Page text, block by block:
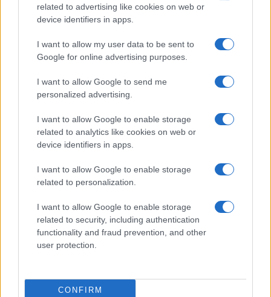
related to advertising like cookies on web or
device identifiers in apps.
I want to allow my user data to be sent to
Google for online advertising purposes.
I want to allow Google to send me
personalized advertising.
I want to allow Google to enable storage
related to analytics like cookies on web or
device identifiers in apps.
I want to allow Google to enable storage
related to personalization.
I want to allow Google to enable storage
related to security, including authentication
functionality and fraud prevention, and other
user protection.
CONFIRM
Ροή Ειδήσεων
(@denmeenimerosan)
Noble Member
Σε λίγο θα μας φωνάζουν με την ντουντούκα οι νατοϊκοί να τα
Reply